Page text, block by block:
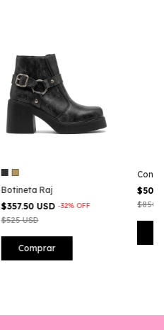
Botineta Raj
$357.50 USD-32% OFF
$525 USD
Comprar
$500
$850